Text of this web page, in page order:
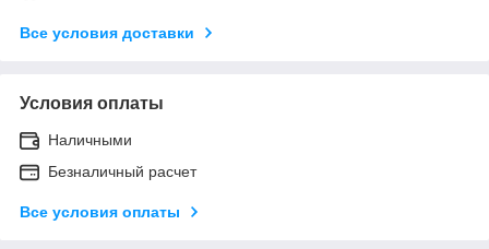
Все условия доставки
Условия оплаты
Наличными
Безналичный расчет
Все условия оплаты